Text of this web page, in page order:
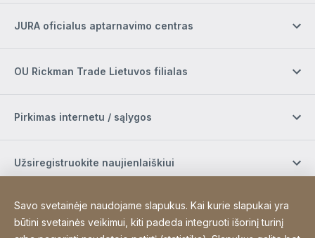
JURA oficialus aptarnavimo centras
OU Rickman Trade Lietuvos filialas
Pirkimas internetu / sąlygos
Užsiregistruokite naujienlaiškiui
Socialinė žiniasklaida
Savo svetainėje naudojame slapukus. Kai kurie slapukai yra
būtini svetainės veikimui, kiti padeda integruoti išorinį turinį